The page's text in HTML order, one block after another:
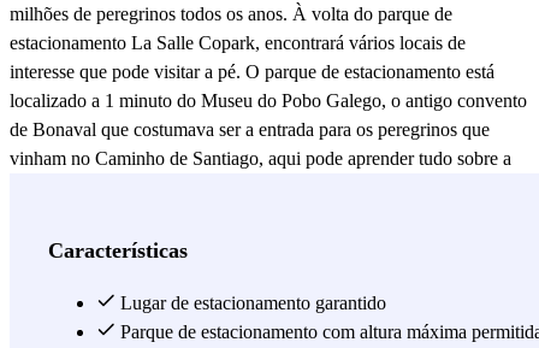
milhões de peregrinos todos os anos. À volta do parque de
estacionamento La Salle Copark, encontrará vários locais de
interesse que pode visitar a pé. O parque de estacionamento está
localizado a 1 minuto do Museu do Pobo Galego, o antigo convento
de Bonaval que costumava ser a entrada para os peregrinos que
vinham no Caminho de Santiago, aqui pode aprender tudo sobre a
de San Domingo de Bonaval. Em 6 minutos pode chegar ao
produtos frescos e locais. Aqui pode explorar as bancas de frutas,
legumes, marisco e produtos galegos, e mergulhar na atmosfera
Características
Lugar de estacionamento garantido
Parque de estacionamento com altura máxima